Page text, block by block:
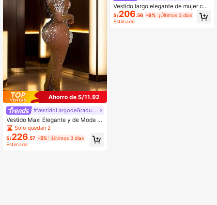
Ahorro de S/11.92
#VestidoLargodeGraduación
Vestido Maxi Elegante y de Moda p
ara Mujer de unicolor con Malla, Bril
lo y Pedrería de Manga Larga. Fiest
a Boda Otoño
Solo quedan 2
S/226.57 -5% ¡Últimos 3 días
Estimado
Vestido largo elegante de mujer con
cuello cuadrado, sin mangas y con
brillantes de strass, adecuado para
S/206.56 -9% ¡Últimos 3 días
Estimado